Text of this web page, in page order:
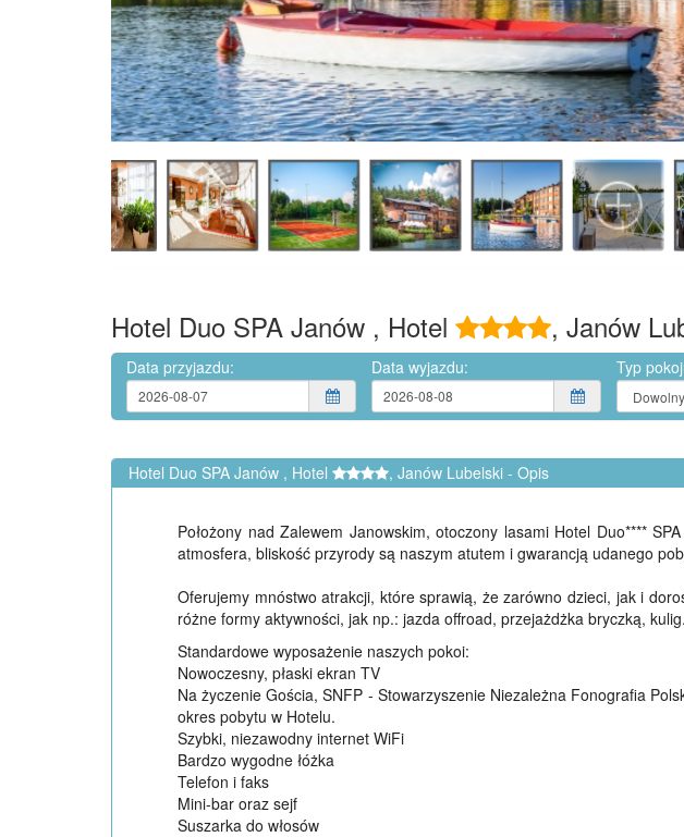
Hotel Duo SPA Janów , Hotel , Janów
Data przyjazdu: Data wyjazdu: Typ
Hotel Duo SPA Janów , Hotel , Janów Lubelski - Opis
Położony nad Zalewem Janowskim, otoczony lasami Hotel Duo****
atmosfera, bliskość przyrody są naszym atutem i gwarancją udanego
Oferujemy mnóstwo atrakcji, które sprawią, że zarówno dzieci, jak i
różne formy aktywności, jak np.: jazda offroad, przejażdżka bryczką, kulig.
Standardowe wyposażenie naszych pokoi:
Nowoczesny, płaski ekran TV
Na życzenie Gościa, SNFP - Stowarzyszenie Niezależna Fonografia
okres pobytu w Hotelu.
Szybki, niezawodny internet WiFi
Bardzo wygodne łóżka
Telefon i faks
Mini-bar oraz sejf
Suszarka do włosów